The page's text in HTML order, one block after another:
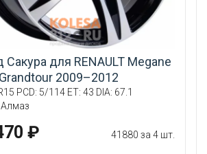
Сакура для RENAULT Megane
2009–2012
PCD: 5/114 ET: 43 DIA: 67.1
Алмаз
₽ 41880 за 4 шт.